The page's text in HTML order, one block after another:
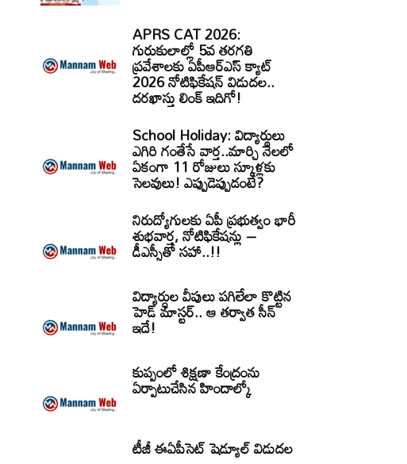
APRS CAT 2026:
గురుకులాల్లో 5వ తరగతి
ప్రవేశాలకు ఏపీఆర్‌ఎస్‌ క్యాట్‌
2026 నోటిఫికేషన్‌ విడుదల..
దరఖాస్తు లింక్‌ ఇదిగో!
School Holiday: విద్యార్థులు
ఎగిరి గంతేసే వార్త..మార్చి నెలలో
ఏకంగా 11 రోజులు స్కూళ్లకు
సెలవులు! ఎప్పుడెప్పుడంటే?
నిరుద్యోగులకు ఏపీ ప్రభుత్వం భారీ
శుభవార్త, నోటిఫికేషన్లు –
డీఎస్సీతో సహా..!!
విద్యార్ధుల వీపులు పగిలేలా కొట్టిన
హెడ్ మాస్టర్.. ఆ తర్వాత సీన్‌
ఇదే!
కుప్పంలో శిక్షణా కేంద్రంను
ఏర్పాటుచేసిన హిందాల్కో
టీజీ ఈఏపీసెట్‌ షెడ్యూల్‌ విడుదల